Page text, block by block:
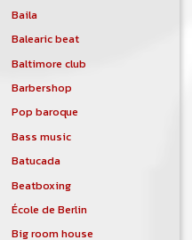
Baila
Balearic beat
Baltimore club
Barbershop
Pop baroque
Bass music
Batucada
Beatboxing
École de Berlin
Big room house